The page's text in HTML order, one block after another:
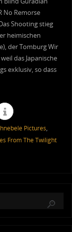
No Remorse
Shooting stieg
heimischen
der Tomburg Wir
das Japanische
exklusiv, so dass
Pictures,
From The Twilight